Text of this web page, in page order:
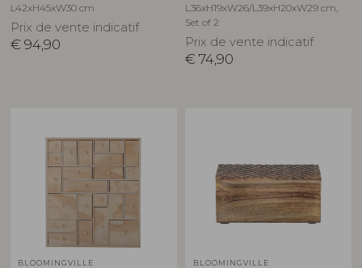
L42xH45xW30 cm
Prix de vente indicatif
€ 94,90
L36xH19xW26/L39xH20xW29 cm,
Set of 2
Prix de vente indicatif
€ 74,90
BLOOMINGVILLE BLOOMINGVILLE